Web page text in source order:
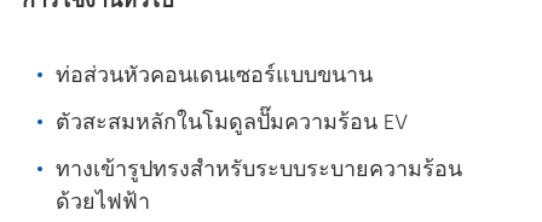
ท่อส่วนหัวคอนเดนเซอร์แบบขนาน
ตัวสะสมหลักในโมดูลปั๊มความร้อน EV
ทางเข้ารูปทรงสําหรับระบบระบายความร้อน
ด้วยไฟฟ้า